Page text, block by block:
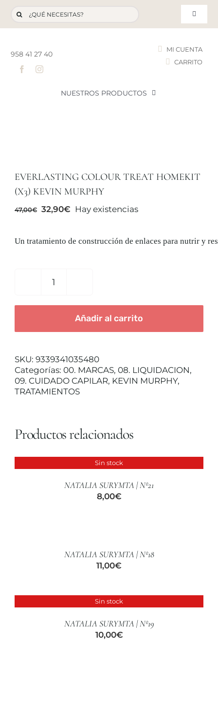
contenido
Buscar:
Toggle
958 41 27 40
MI CUENTA
CARRITO
NUESTROS PRODUCTOS
SOLAR
CUIDADO CAPILAR
EVERLASTING COLOUR TREAT HOMEKIT
(X3) KEVIN MURPHY
47,00€ El
era:
32,90€ El
es:
Hay existencias
Un tratamiento de construcción de enlaces para nutrir y
EVERLASTING
TREAT
HOMEKIT
(X3)
cantidad
Añadir al carrito
SKU: 9339341035480
Categorías: 00. MARCAS, 08. LIQUIDACION,
09. CUIDADO CAPILAR, KEVIN MURPHY,
TRATAMIENTOS
Productos relacionados
Sin stock
NATALIA SURYMTA | Nº21
8,00€
NATALIA SURYMTA | Nº18
11,00€
Sin stock
NATALIA SURYMTA | Nº19
10,00€